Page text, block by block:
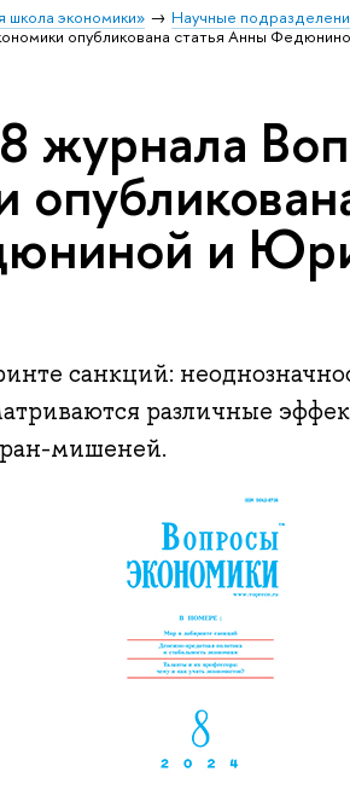
школа экономики» Научные
опубликована статья Анны
журнала
и
санкций:
различные
мишеней.